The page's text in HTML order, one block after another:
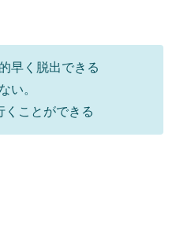
早く脱出できる
い。
くことができる